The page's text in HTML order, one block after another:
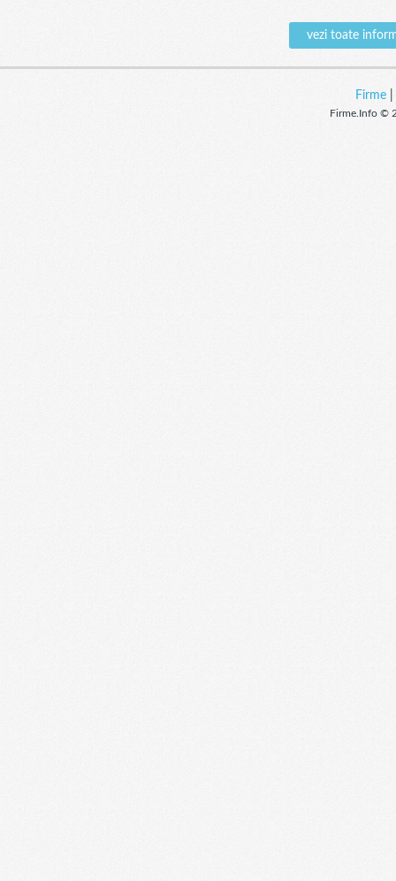
vezi toate
Firme|
Firme.Info ©